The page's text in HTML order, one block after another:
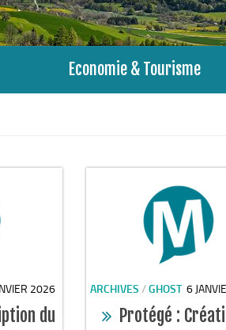
Economie & Tourisme
2026
du
ARCHIVES /GHOST 6
Protégé :